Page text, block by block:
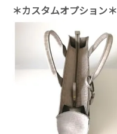
＊カスタムオプション＊